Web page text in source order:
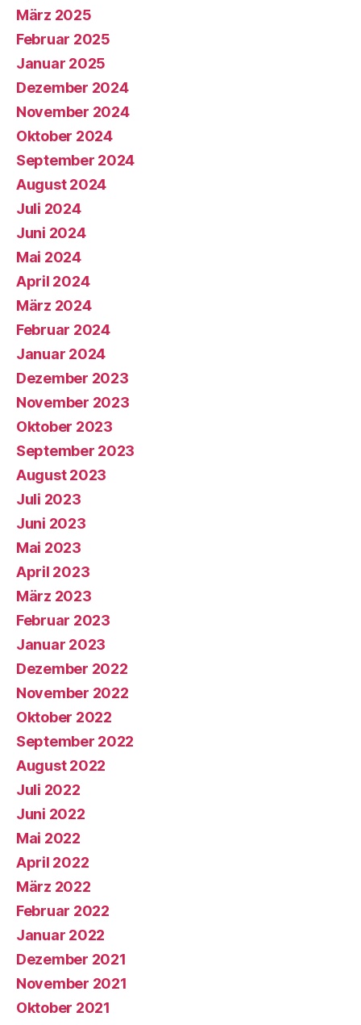
März 2025
Februar 2025
Januar 2025
Dezember 2024
November 2024
Oktober 2024
September 2024
August 2024
Juli 2024
Juni 2024
Mai 2024
April 2024
März 2024
Februar 2024
Januar 2024
Dezember 2023
November 2023
Oktober 2023
September 2023
August 2023
Juli 2023
Juni 2023
Mai 2023
April 2023
März 2023
Februar 2023
Januar 2023
Dezember 2022
November 2022
Oktober 2022
September 2022
August 2022
Juli 2022
Juni 2022
Mai 2022
April 2022
März 2022
Februar 2022
Januar 2022
Dezember 2021
November 2021
Oktober 2021